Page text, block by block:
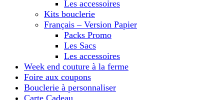
Les accessoires
Kits bouclerie
Français – Version Papier
Packs Promo
Les Sacs
Les accessoires
Week end couture à la ferme
Foire aux coupons
Bouclerie à personnaliser
Carte Cadeau